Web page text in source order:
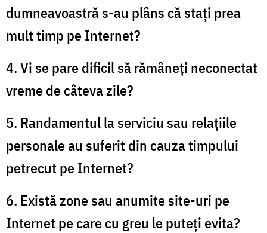
dumneavoastră s-au plâns că staţi prea
mult timp pe Internet?
4. Vi se pare dificil să rămâneţi neconectat
vreme de câteva zile?
5. Randamentul la serviciu sau relaţiile
personale au suferit din cauza timpului
petrecut pe Internet?
6. Există zone sau anumite site-uri pe
Internet pe care cu greu le puteţi evita?